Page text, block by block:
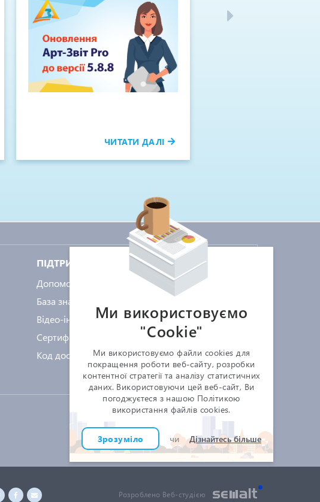
ЧИТАТИ ДАЛІ
ПІДТРИМКА
Допомога
База знань
Відео-інструкції
Сертифікати
Код доступу
КОРИСНЕ
КНЕДП «MASTERKEY»
Робота з КЕП
Співпраця
Контакти
Підписатися на розсилку
ЗАТЕЛЕФОНУВАТИ
Розроблено Веб-студією
Ми використовуємо
"Сookie"
Ми використовуємо файли cookies для
покращення роботи веб-сайту, розробки
контентної стратегії та аналізу статистичних
даних. Використовуючи цей веб-сайт, Ви
погоджуєтеся з нашою Політикою
використання файлів cookies.
Зрозуміло чи Дізнайтесь більше